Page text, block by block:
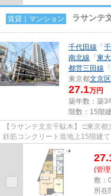
賃貸｜マンション ラサンテ
千代田線 「
南北線 「 東
都営三田線 「
東京都文京区
27.1万円
築年数：築3
階数：15階建
【ラサンテ文京千駄木】 □東京都文京区千駄木二丁目1-14 □2023年1月築 □
鉄筋コンクリート造地上15階建て 人気の谷根千エリアに建つペット可高級賃貸マ
(管
敷：
所在